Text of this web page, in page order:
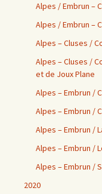
Alpes / Embrun –
Alpes / Embrun –
Alpes – Cluses /
Alpes – Cluses /
et de Joux Plane
Alpes – Embrun /
Alpes – Embrun /
Alpes – Embrun /
Alpes – Embrun /
Alpes – Embrun /
2020